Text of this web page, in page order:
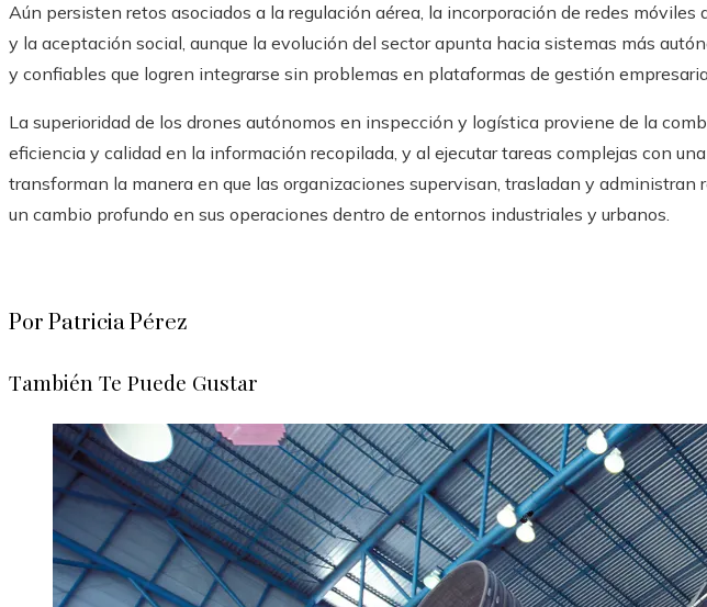
Aún persisten retos asociados a la regulación aérea, la incorporación de redes móviles
y la aceptación social, aunque la evolución del sector apunta hacia sistemas más
y confiables que logren integrarse sin problemas en plataformas de gestión
La superioridad de los drones autónomos en inspección y logística proviene de la
eficiencia y calidad en la información recopilada, y al ejecutar tareas complejas con
transforman la manera en que las organizaciones supervisan, trasladan y administran
un cambio profundo en sus operaciones dentro de entornos industriales y urbanos.
Por Patricia Pérez
También Te Puede Gustar